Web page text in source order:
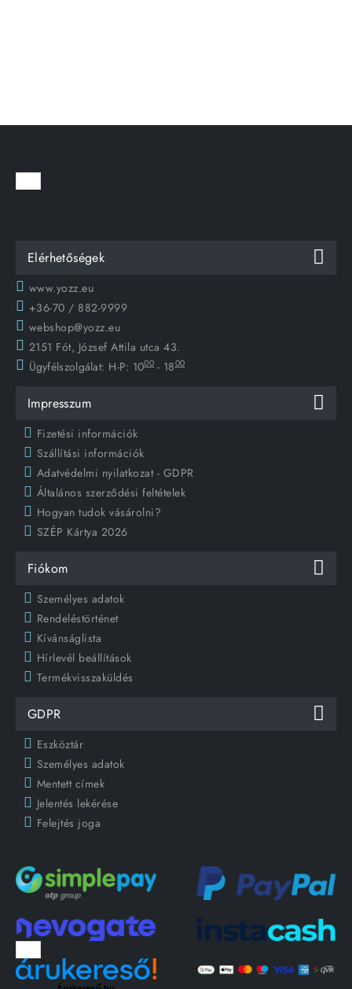
Elérhetőségek
www.yozz.eu
+36-70 / 882-9999
webshop@yozz.eu
2151 Fót, József Attila utca 43.
Ügyfélszolgálat: H-P: 1000 - 1800
Impresszum
Fizetési információk
Szállítási információk
Adatvédelmi nyilatkozat - GDPR
Általános szerződési feltételek
Hogyan tudok vásárolni?
SZÉP Kártya 2026
Fiókom
Személyes adatok
Rendeléstörténet
Kívánságlista
Hírlevél beállítások
Termékvisszaküldés
GDPR
Eszköztár
Személyes adatok
Mentett címek
Jelentés lekérése
Felejtés joga